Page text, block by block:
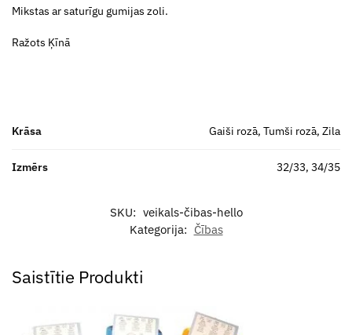
Mikstas ar saturīgu gumijas zoli.
Ražots Ķīnā
Krāsa Gaiši rozā, Tumši rozā, Zila
Izmērs 32/33, 34/35
SKU: veikals-čibas-hello
Kategorija: Čības
Saistītie Produkti